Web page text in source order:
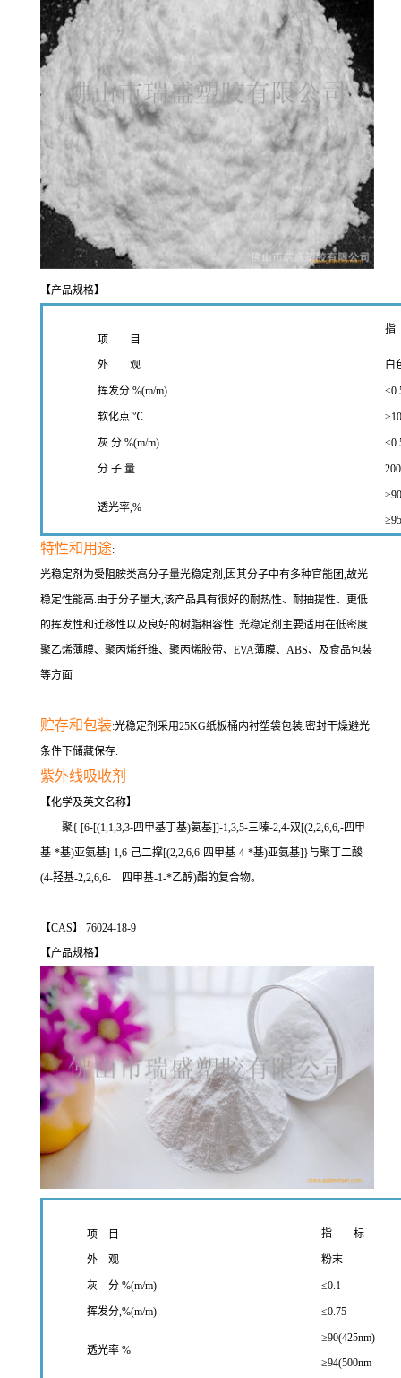
【产品规格】
项 目
指
外 观 白色
挥发分 %(m/m)
软化点 ℃
灰 分 %(m/m)
分 子 量
透光率,%
特性和用途:
光稳定剂为受阻胺类高分子量光稳定剂,因其分子中有多种官能团,故光
稳定性能高.由于分子量大,该产品具有很好的耐热性、耐抽提性、更低
的挥发性和迁移性以及良好的树脂相容性. 光稳定剂主要适用在低密度
聚乙烯薄膜、聚丙烯纤维、聚丙烯胶带、EVA薄膜、ABS、及食品包装
等方面
贮存和包装:光稳定剂采用25KG纸板桶内衬塑袋包装.密封干燥避光
条件下储藏保存.
紫外线吸收剂
【化学及英文名称】
聚{ [6-[(1,1,3,3-四甲基丁基)氨基]]-1,3,5-三嗪-2,4-双[(2,2,6,6,-四甲
基-*基)亚氨基]-1,6-己二撑[(2,2,6,6-四甲基-4-*基)亚氨基]}与聚丁二酸
(4-羟基-2,2,6,6- 四甲基-1-*乙醇)酯的复合物。
【CAS】 76024-18-9
【产品规格】
项 目 指 标
外 观 粉末
灰 分 %(m/m) ≤0.1
挥发分,%(m/m) ≤0.75
透光率 %
≥90(425nm)
≥94(500nm